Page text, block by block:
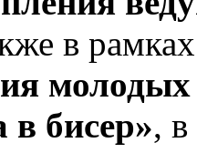
в
в бисер»,